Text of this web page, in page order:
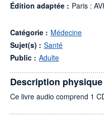
Édition adaptée : Paris :
Catégorie : Médecine
Sujet(s) : Santé
Public : Adulte
Description physique
Ce livre audio comprend 1